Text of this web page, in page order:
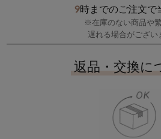
9時までのご注文で
※在庫のない商品や
遅れる場合がござい
返品・交換に